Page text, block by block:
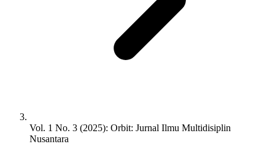
Vol. 1 No. 3 (2025): Orbit: Jurnal Ilmu Multidisiplin
Nusantara